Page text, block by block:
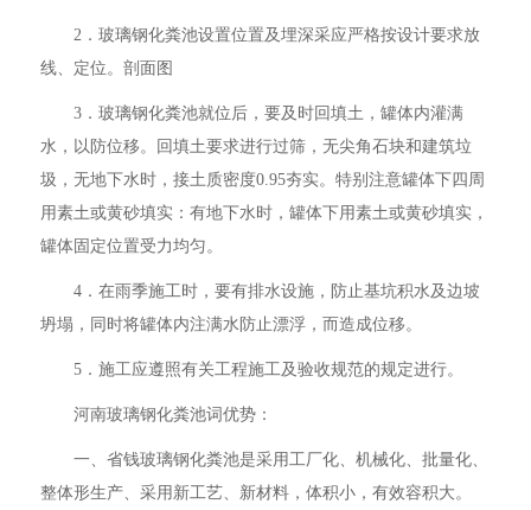
2．玻璃钢化粪池设置位置及埋深采应严格按设计要求放
线、定位。剖面图
3．玻璃钢化粪池就位后，要及时回填土，罐体内灌满
水，以防位移。回填土要求进行过筛，无尖角石块和建筑垃
圾，无地下水时，接土质密度0.95夯实。特别注意罐体下四周
用素土或黄砂填实：有地下水时，罐体下用素土或黄砂填实，
罐体固定位置受力均匀。
4．在雨季施工时，要有排水设施，防止基坑积水及边坡
坍塌，同时将罐体内注满水防止漂浮，而造成位移。
5．施工应遵照有关工程施工及验收规范的规定进行。
河南玻璃钢化粪池词优势：
一、省钱玻璃钢化粪池是采用工厂化、机械化、批量化、
整体形生产、采用新工艺、新材料，体积小，有效容积大。